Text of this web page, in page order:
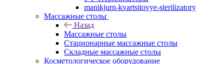
manikjurn-kvartsitovye-sterilizatory
Массажные столы
Назад
Массажные столы
Стационарные массажные столы
Складные массажные столы
Косметологическое оборудование